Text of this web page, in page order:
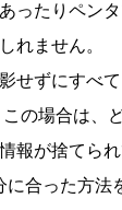
ったりペン
れません。
せずにすべて
の場合は、
報が捨てられ
合った方法